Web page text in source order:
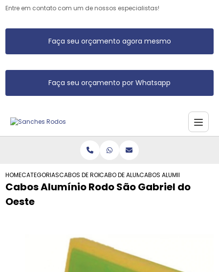
Entre em contato com um de nossos especialistas!
Faça seu orçamento agora mesmo
Faça seu orçamento por Whatsapp
HOMECATEGORIASCABOS DE RODO DE ALUMINIO
CABO DE ALUMINIO DE RODO
CABOS ALUMINIO RODO
Cabos Alumínio Rodo São Gabriel do
Oeste